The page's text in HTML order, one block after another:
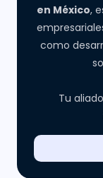
en México,
como
Tu